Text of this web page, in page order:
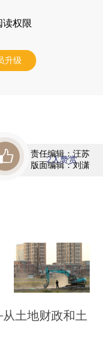
读权限
升级
责任编辑：汪苏
版面编辑：刘潇
2人赞赏
土地财政和土